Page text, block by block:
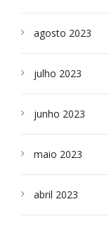
agosto 2023
julho 2023
junho 2023
maio 2023
abril 2023